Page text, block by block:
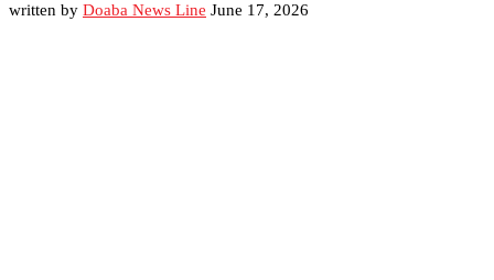
written by Doaba News Line June 17, 2026